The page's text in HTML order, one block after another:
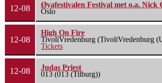
12-08
Øyafestivalen Festival met o.a. Nick
Oslo
12-08
High On Fire
TivoliVredenburg (TivoliVredenburg
Tickets
12-08
Judas Priest
013 (013 (Tilburg))